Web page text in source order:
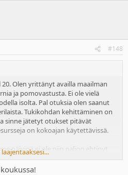
#148
Olen yrittänyt availla maailman
ja pomovastusta. Ei ole vielä
isolta. Pal otuksia olen saanut
Tukikohdan kehittäminen on
sinne jätetyt otukset pitävät
on kokoajan käytettävissä.
päivinä ei ole niin paljon ehtinyt